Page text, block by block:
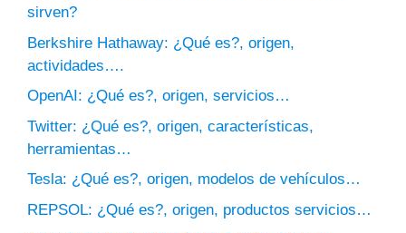
sirven?
Berkshire Hathaway: ¿Qué es?, origen,
actividades….
OpenAI: ¿Qué es?, origen, servicios…
Twitter: ¿Qué es?, origen, características,
herramientas…
Tesla: ¿Qué es?, origen, modelos de vehículos…
REPSOL: ¿Qué es?, origen, productos servicios…